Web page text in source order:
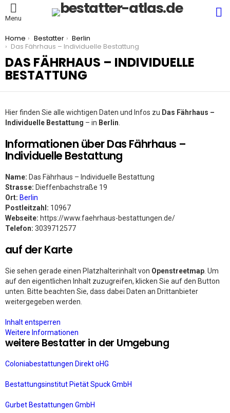
Menu
You are here:
Home Bestatter
Berlin
Das Fährhaus – Individuelle Bestattung
DAS FÄHRHAUS – INDIVIDUELLE
BESTATTUNG
Hier finden Sie alle wichtigen Daten und Infos zu Das Fährhaus –
Individuelle Bestattung – in Berlin
Informationen über Das Fährhaus –
Individuelle Bestattung
Name: Das Fährhaus – Individuelle Bestattung
Strasse: Dieffenbachstraße 19
Ort: Berlin
Postleitzahl: 10967
Webseite: https://www.faehrhaus-bestattungen.de/
Telefon: 3039712577
auf der Karte
Sie sehen gerade einen Platzhalterinhalt von Openstreetmap . Um
auf den eigentlichen Inhalt zuzugreifen, klicken Sie auf den Button
unten. Bitte beachten Sie, dass dabei Daten an Drittanbieter
weitergegeben werden.
Inhalt entsperren
Weitere Informationen
weitere Bestatter in der Umgebung
Coloniabestattungen Direkt oHG
Bestattungsinstitut Pietät Spuck GmbH
Gurbet Bestattungen GmbH